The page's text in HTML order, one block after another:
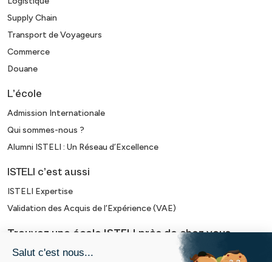
Supply Chain
Transport de Voyageurs
Commerce
Douane
L’école
Admission Internationale
Qui sommes-nous ?
Alumni ISTELI : Un Réseau d’Excellence
ISTELI c’est aussi
ISTELI Expertise
Validation des Acquis de l’Expérience (VAE)
Trouvez une école ISTELI près de chez vous
Alumn’ISTELI